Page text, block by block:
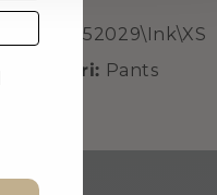
G252029\Ink\XS
Kategori: Pants